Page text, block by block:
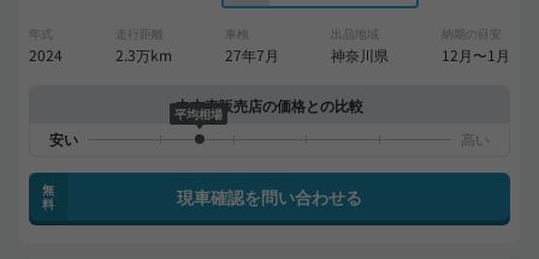
年式
2024
走行距離
2.3万km
車検
27年7月
出品地域
神奈川県
納期の目安
12月〜1月
中古車販売店の価格との比較
平均相場
無
料
現車確認を問い合わせる